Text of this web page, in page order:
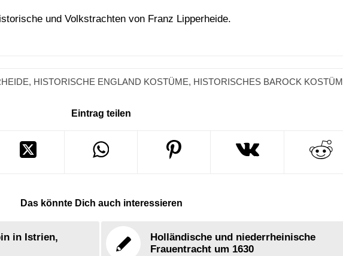
und Volkstrachten von Franz Lipperheide.
, HISTORISCHE ENGLAND KOSTÜME, HISTORISCHES BAROCK KOSTÜM
Eintrag teilen
Das könnte Dich auch interessieren
in Istrien,
Holländische und niederrheinische
Frauentracht um 1630